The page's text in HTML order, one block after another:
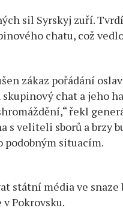
sil Syrskyj zuří.
chatu, což
zákaz pořádání
chat a jeho
řekl
s veliteli sborů a brzy
podobným situacím.
státní média ve snaze
Pokrovsku.